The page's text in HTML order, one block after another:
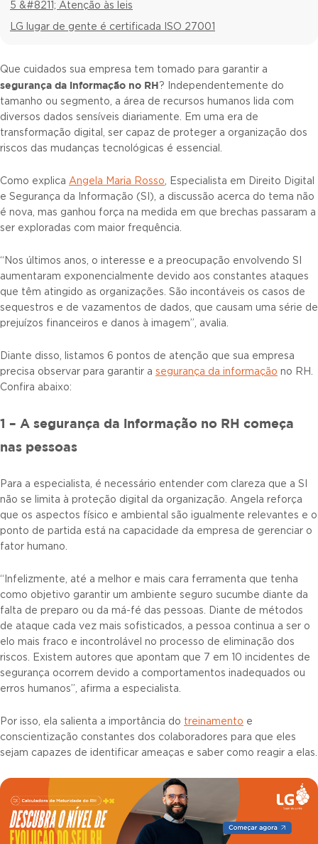
5 &#8211; Atenção às leis
LG lugar de gente é certificada ISO 27001
Que cuidados sua empresa tem tomado para garantir a
segurança da informação no RH? Independentemente do
tamanho ou segmento, a área de recursos humanos lida com
diversos dados sensíveis diariamente. Em uma era de
transformação digital, ser capaz de proteger a organização dos
riscos das mudanças tecnológicas é essencial.
Como explica Angela Maria Rosso, Especialista em Direito Digital
e Segurança da Informação (SI), a discussão acerca do tema não
é nova, mas ganhou força na medida em que brechas passaram a
ser exploradas com maior frequência.
“Nos últimos anos, o interesse e a preocupação envolvendo SI
aumentaram exponencialmente devido aos constantes ataques
que têm atingido as organizações. São incontáveis os casos de
sequestros e de vazamentos de dados, que causam uma série de
prejuízos financeiros e danos à imagem”, avalia.
Diante disso, listamos 6 pontos de atenção que sua empresa
precisa observar para garantir a segurança da informação no RH.
Confira abaixo:
1 – A segurança da informação no RH começa
nas pessoas
Para a especialista, é necessário entender com clareza que a SI
não se limita à proteção digital da organização. Angela reforça
que os aspectos físico e ambiental são igualmente relevantes e o
ponto de partida está na capacidade da empresa de gerenciar o
fator humano.
“Infelizmente, até a melhor e mais cara ferramenta que tenha
como objetivo garantir um ambiente seguro sucumbe diante da
falta de preparo ou da má-fé das pessoas. Diante de métodos
de ataque cada vez mais sofisticados, a pessoa continua a ser o
elo mais fraco e incontrolável no processo de eliminação dos
riscos. Existem autores que apontam que 7 em 10 incidentes de
segurança ocorrem devido a comportamentos inadequados ou
erros humanos”, afirma a especialista.
Por isso, ela salienta a importância do treinamento e
conscientização constantes dos colaboradores para que eles
sejam capazes de identificar ameaças e saber como reagir a elas.